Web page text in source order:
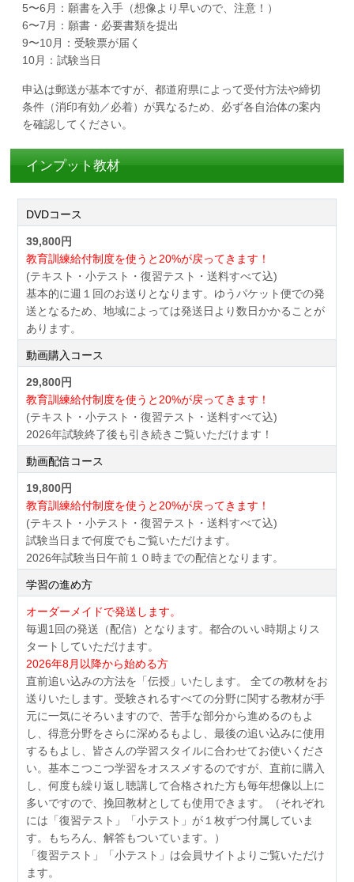
5〜6月：願書を入手（想像より早いので、注意！）
6〜7月：願書・必要書類を提出
9〜10月：受験票が届く
10月：試験当日
申込は郵送が基本ですが、都道府県によって受付方法や締切
条件（消印有効／必着）が異なるため、必ず各自治体の案内
を確認してください。
インプット教材
DVDコース
39,800円
教育訓練給付制度を使うと20%が戻ってきます！
(テキスト・小テスト・復習テスト・送料すべて込)
基本的に週１回のお送りとなります。ゆうパケット便での発
送となるため、地域によっては発送日より数日かかることが
あります。
動画購入コース
29,800円
教育訓練給付制度を使うと20%が戻ってきます！
(テキスト・小テスト・復習テスト・送料すべて込)
2026年試験終了後も引き続きご覧いただけます！
動画配信コース
19,800円
教育訓練給付制度を使うと20%が戻ってきます！
(テキスト・小テスト・復習テスト・送料すべて込)
試験当日まで何度でもご覧いただけます。
2026年試験当日午前１０時までの配信となります。
学習の進め方
オーダーメイドで発送します。
毎週1回の発送（配信）となります。都合のいい時期よりス
タートしていただけます。
2026年8月以降から始める方
直前追い込みの方法を「伝授」いたします。 全ての教材をお
送りいたします。受験されるすべての分野に関する教材が手
元に一気にそろいますので、苦手な部分から進めるのもよ
し、得意分野をさらに深めるもよし、最後の追い込みに使用
するもよし、皆さんの学習スタイルに合わせてお使いくださ
い。基本こつこつ学習をオススメするのですが、直前に購入
し、何度も繰り返し聴講して合格された方も毎年想像以上に
多いですので、挽回教材としても使用できます。（それぞれ
には「復習テスト」「小テスト」が１枚ずつ付属していま
す。もちろん、解答もついています。）
「復習テスト」「小テスト」は会員サイトよりご覧いただけ
ます。